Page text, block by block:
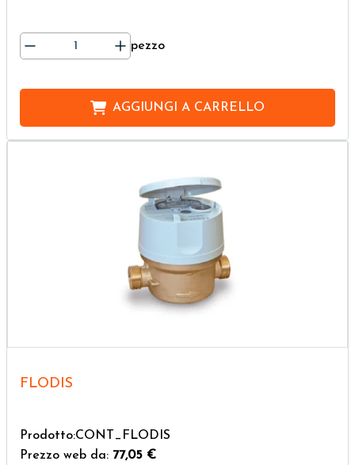
pezzo
AGGIUNGI A CARRELLO
FLODIS
Prodotto:CONT_FLODIS
Prezzo web da: 77,05 €